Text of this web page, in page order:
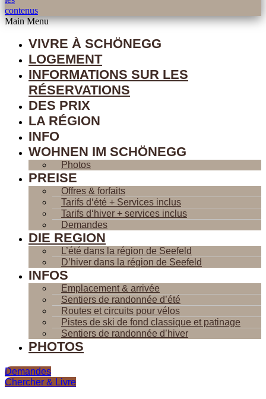
contenus
Main Menu
VIVRE À SCHÖNEGG
LOGEMENT
INFORMATIONS SUR LES
RÉSERVATIONS
DES PRIX
LA RÉGION
INFO
WOHNEN IM SCHÖNEGG
Photos
PREISE
Offres & forfaits
Tarifs d‘été + Services inclus
Tarifs d‘hiver + services inclus
Demandes
DIE REGION
L’été dans la région de Seefeld
D’hiver dans la région de Seefeld
INFOS
Emplacement & arrivée
Sentiers de randonnée d’été
Routes et circuits pour vélos
Pistes de ski de fond classique et patinage
Sentiers de randonnée d’hiver
PHOTOS
Demandes
Chercher & Livre